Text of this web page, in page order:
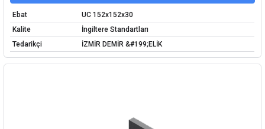
Ebat
UC 152x152x30
Kalite
İngiltere Standartları
Tedarikçi
İZMİR DEMİR &#199;ELİK